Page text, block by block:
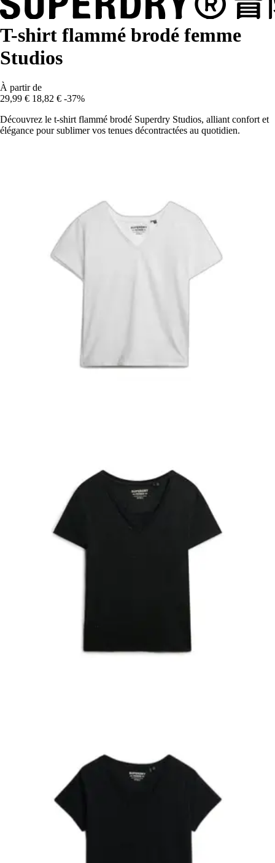
T-shirt flammé brodé femme
Studios
À partir de
29,99 € 18,82 € -37%
Découvrez le t-shirt flammé brodé Superdry Studios, alliant confort et
élégance pour sublimer vos tenues décontractées au quotidien.